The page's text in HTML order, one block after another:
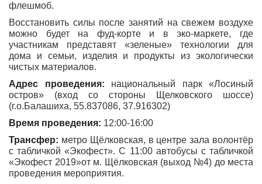
флешмоб.
Восстановить силы после занятий на свежем воздухе
можно будет на фуд-корте и в эко-маркете, где
участникам представят «зеленые» технологии для
дома и семьи, изделия и продукты из экологически
чистых материалов.
Адрес проведения: национальный парк «Лосиный
остров» (вход со стороны Щелковского шоссе)
(г.о.Балашиха, 55.837086, 37.916302)
Время проведения: 12:00-16:00
Трансфер: метро Щёлковская, в центре зала волонтёр
с табличкой «Экофест». С 11:00 автобусы с табличкой
«Экофест 2019»от м. Щёлковская (выход №4) до места
проведения мероприятия.